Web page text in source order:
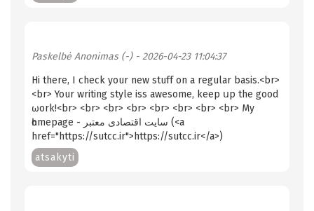
Paskelbė Anonimas (-)- 2026-04-23 11:04:37
Hi thеre, I check your new stuff on a regular basis.<br>
<br> Your writing style iss awesome, keep սp the good
ѡork!<br> <br> <br> <br> <br> <br> <br> <br> My
һomepage - سایت اقتصادی معتبر (<a
href="https://sutcc.ir">https://sutcc.ir</a>)
atsakyti